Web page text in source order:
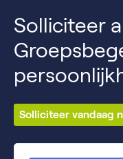
Solliciteer
Solliciteer vandaag